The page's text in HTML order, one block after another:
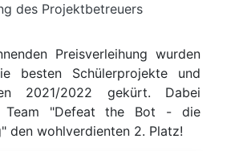
des Projektbetreuers
Preisverleihung wurden
besten Schülerprojekte und
2021/2022 gekürt. Dabei
Team "Defeat the Bot - die
den wohlverdienten 2. Platz!